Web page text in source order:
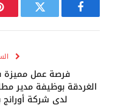
فيسبوك تويتر
فرصة عمل
الغردقة بوظيفة مدير
لدى شركة أورانج